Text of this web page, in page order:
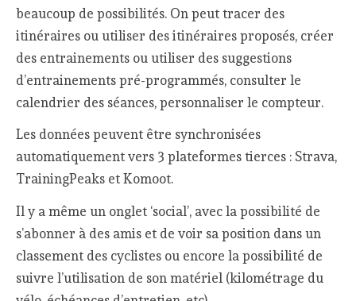
beaucoup de possibilités. On peut tracer des
itinéraires ou utiliser des itinéraires proposés, créer
des entrainements ou utiliser des suggestions
d’entrainements pré-programmés, consulter le
calendrier des séances, personnaliser le compteur.
Les données peuvent être synchronisées
automatiquement vers 3 plateformes tierces : Strava,
TrainingPeaks et Komoot.
Il y a même un onglet ‘social’, avec la possibilité de
s’abonner à des amis et de voir sa position dans un
classement des cyclistes ou encore la possibilité de
suivre l’utilisation de son matériel (kilométrage du